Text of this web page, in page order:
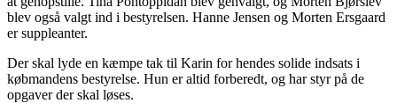
blev også valgt ind i bestyrelsen. Hanne Jensen og Morten Ersgaard
er suppleanter.
Der skal lyde en kæmpe tak til Karin for hendes solide indsats i
købmandens bestyrelse. Hun er altid forberedt, og har styr på de
opgaver der skal løses.